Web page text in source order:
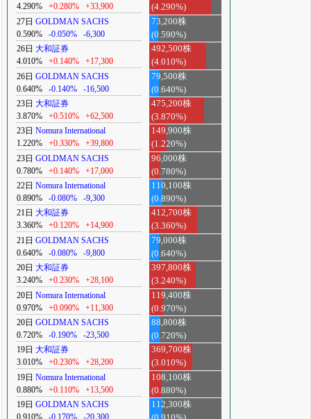
4.290%
+0.280% +33,900
(4.290%)
27日 GOLDMAN SACHS
0.590%
-0.050% -6,300
73,200株
(0.590%)
26日 大和証券
4.010%
+0.140% +17,300
492,500株
(4.010%)
26日 GOLDMAN SACHS
0.640%
-0.140% -16,500
79,500株
(0.640%)
23日 大和証券
3.870%
+0.510% +62,500
475,200株
(3.870%)
23日 Nomura International
1.220%
+0.330% +39,800
149,900株
(1.220%)
23日 GOLDMAN SACHS
0.780%
+0.140% +17,000
96,000株
(0.780%)
22日 Nomura International
0.890%
-0.080% -9,300
110,100株
(0.890%)
21日 大和証券
3.360%
+0.120% +14,900
412,700株
(3.360%)
21日 GOLDMAN SACHS
0.640%
-0.080% -9,800
79,000株
(0.640%)
20日 大和証券
3.240%
+0.230% +28,100
397,800株
(3.240%)
20日 Nomura International
0.970%
+0.090% +11,300
119,400株
(0.970%)
20日 GOLDMAN SACHS
0.720%
-0.190% -23,500
88,800株
(0.720%)
19日 大和証券
3.010%
+0.230% +28,200
369,700株
(3.010%)
19日 Nomura International
0.880%
+0.110% +13,500
108,100株
(0.880%)
19日 GOLDMAN SACHS
112,300株